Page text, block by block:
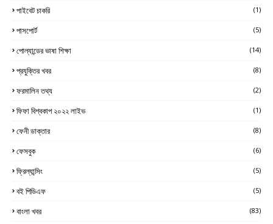
পাইবেট চাকরি (1)
পাসপোর্ট (5)
পোল্যান্ডের ভাষা শিক্ষা (14)
প্রযুক্তির খবর (8)
ফরমালিন তথ্য (2)
ফিফা বিশ্বকাপ ২০২২ লাইভ (1)
ফেনী ডাক্তার (8)
ফেসবুক (6)
ফ্রিল্যান্সিং (5)
বই পিডিএফ (5)
বাংলা খবর (83)